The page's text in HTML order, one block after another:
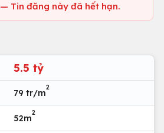
— Tin đăng này đã hết hạn.
5.5 tỷ
79 tr/m
2
52m
2